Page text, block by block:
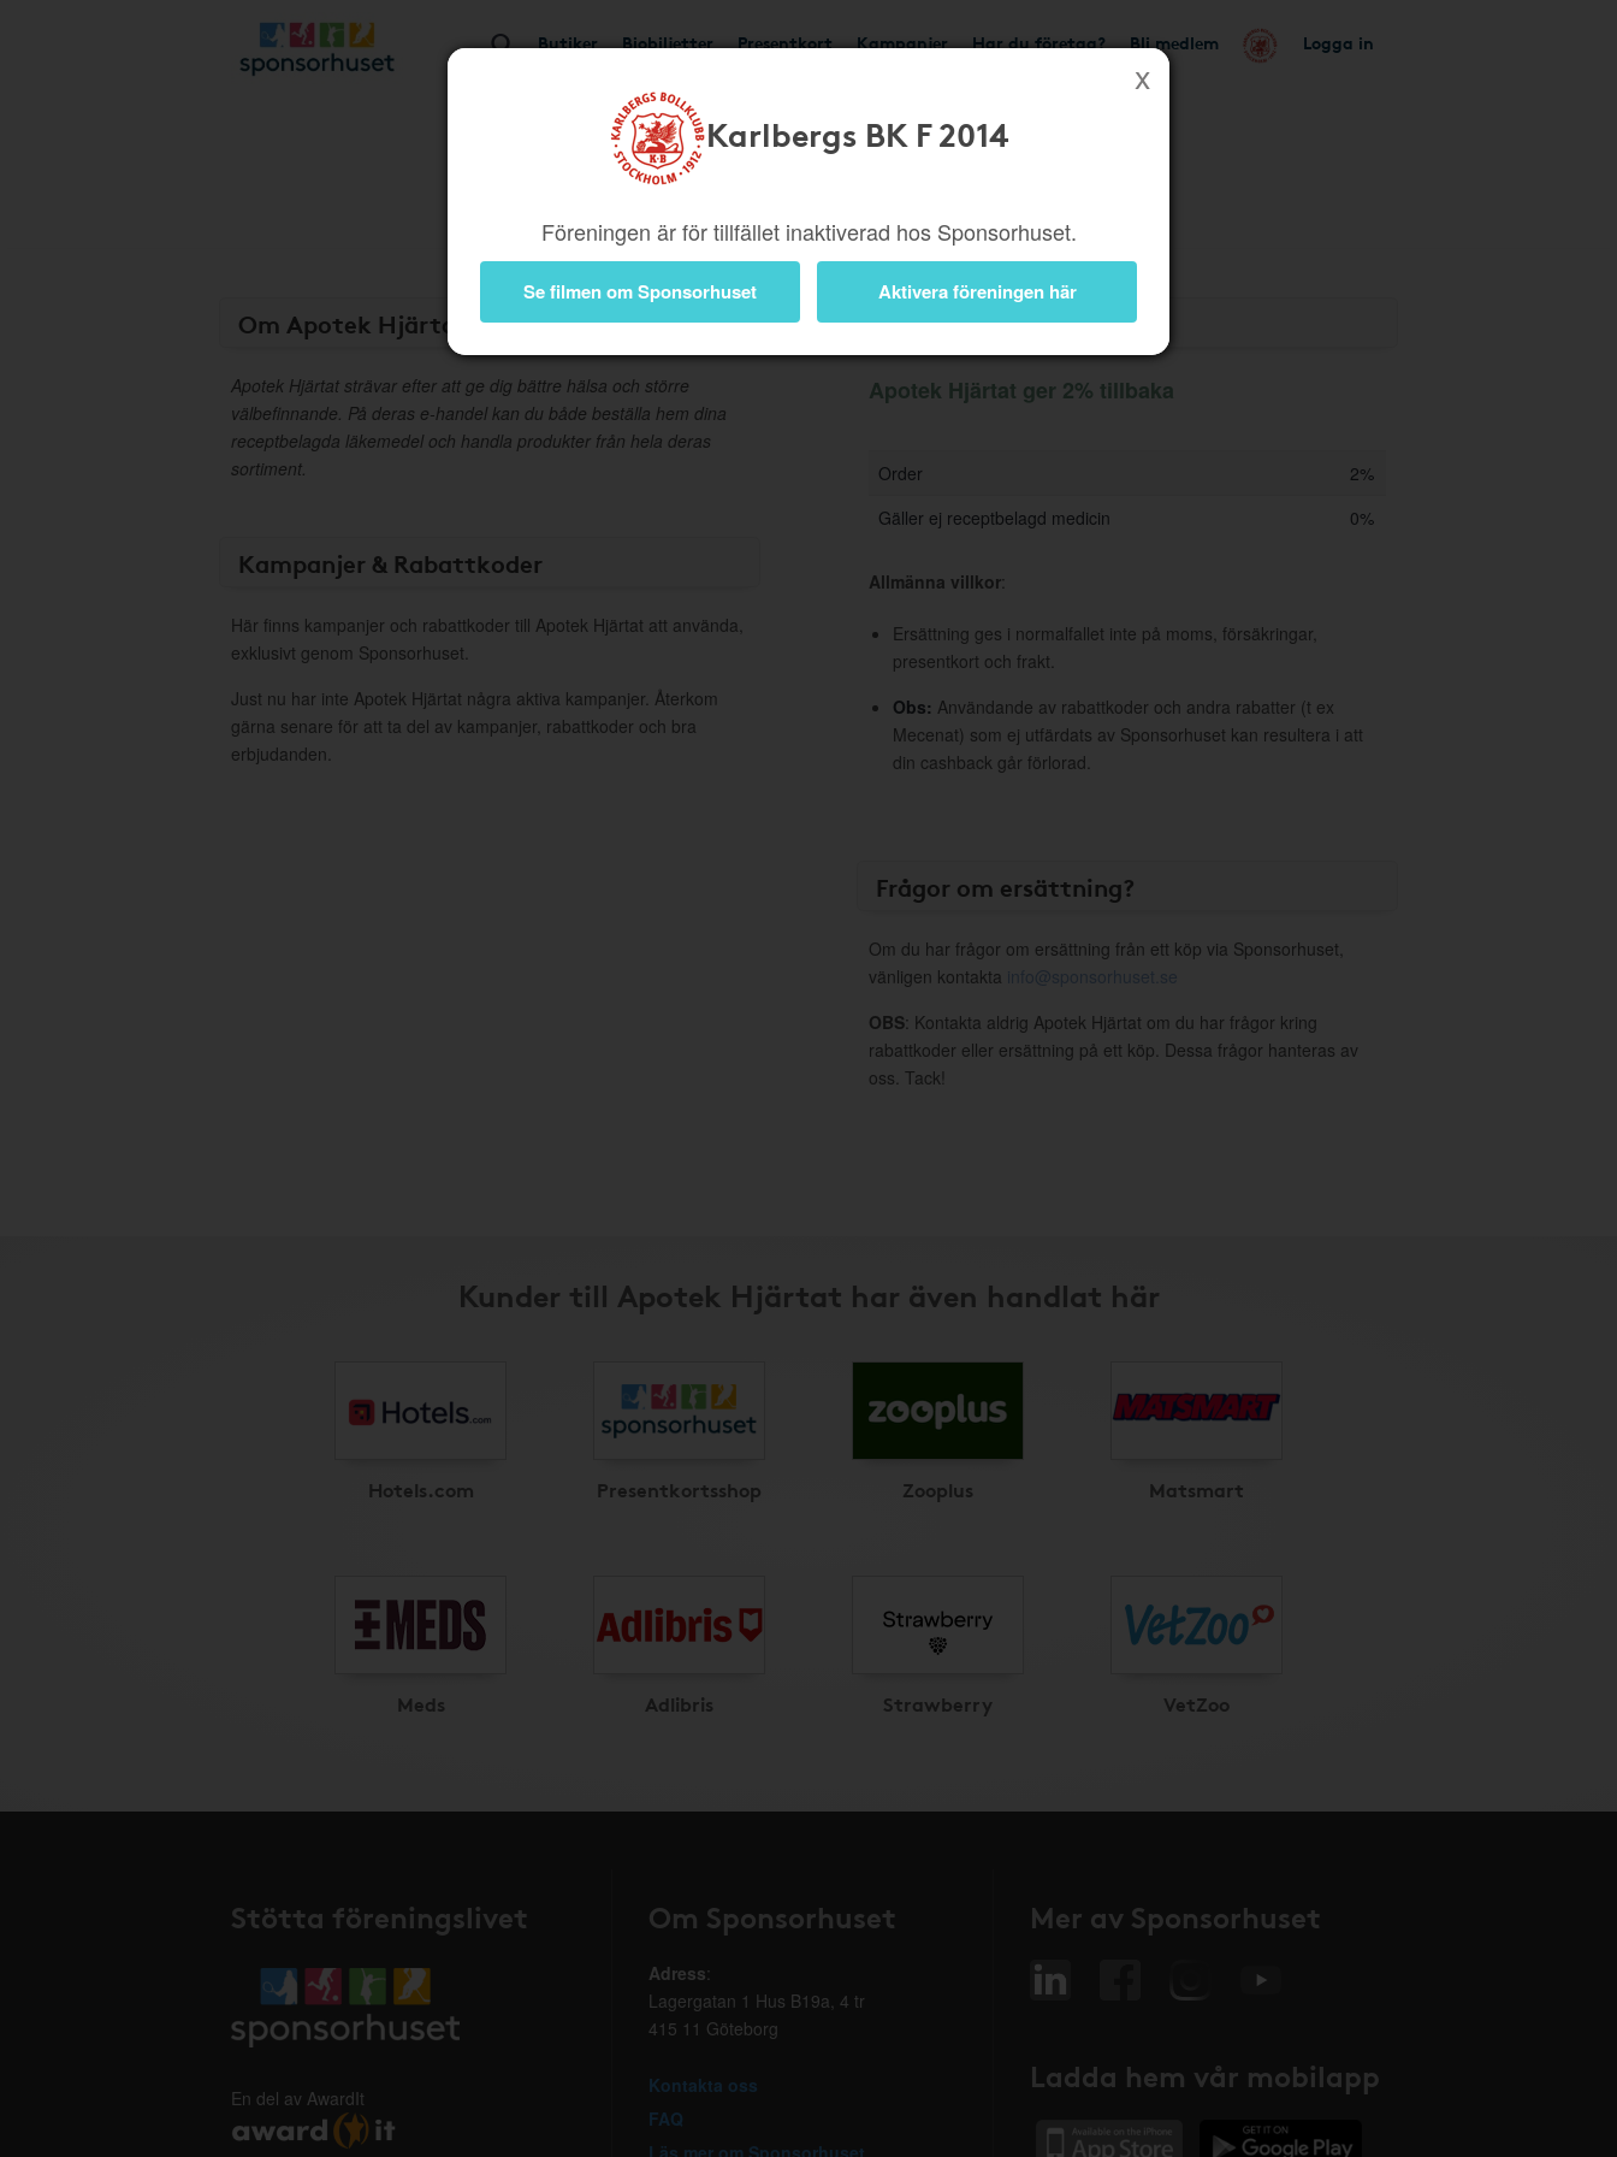
Butiker Biobiljetter Presentkort Kampanjer Har du företag? Bli medlem Logga in
Karlbergs BK F 2014
Föreningen är för tillfället inaktiverad hos Sponsorhuset.
Se filmen om Sponsorhuset Aktivera föreningen här
Om Apotek Hjärtat
Apotek Hjärtat strävar efter att ge dig bättre hälsa och större
välbefinnande. På deras e-handel kan du både beställa hem dina
receptbelagda läkemedel och handla produkter från hela deras
sortiment.
Kampanjer & Rabattkoder
Här finns kampanjer och rabattkoder till Apotek Hjärtat att använda,
exklusivt genom Sponsorhuset.
Just nu har inte Apotek Hjärtat några aktiva kampanjer. Återkom
gärna senare för att ta del av kampanjer, rabattkoder och bra
erbjudanden.
Information
Apotek Hjärtat ger 2% tillbaka
Order
2%
Gäller ej receptbelagd medicin
0%
Allmänna villkor:
Ersättning ges i normalfallet inte på moms, försäkringar,
presentkort och frakt.
Obs: Användande av rabattkoder och andra rabatter (t ex
Mecenat) som ej utfärdats av Sponsorhuset kan resultera i att
din cashback går förlorad.
Frågor om ersättning?
Om du har frågor om ersättning från ett köp via Sponsorhuset,
vänligen kontakta info@sponsorhuset.se
OBS: Kontakta aldrig Apotek Hjärtat om du har frågor kring
rabattkoder eller ersättning på ett köp. Dessa frågor hanteras av
oss. Tack!
Kunder till Apotek Hjärtat har även handlat här
Hotels.com Presentkortsshop Zooplus Matsmart
Meds Adlibris Strawberry VetZoo
Stötta föreningslivet
En del av AwardIt
Om Sponsorhuset
Adress:
Lagergatan 1 Hus B19a, 4 tr
415 11 Göteborg
Kontakta oss
FAQ
Läs mer om Sponsorhuset
Mer av Sponsorhuset
Ladda hem vår mobilapp